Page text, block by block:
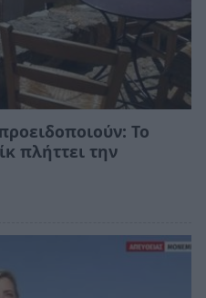
Το
πλήττει την